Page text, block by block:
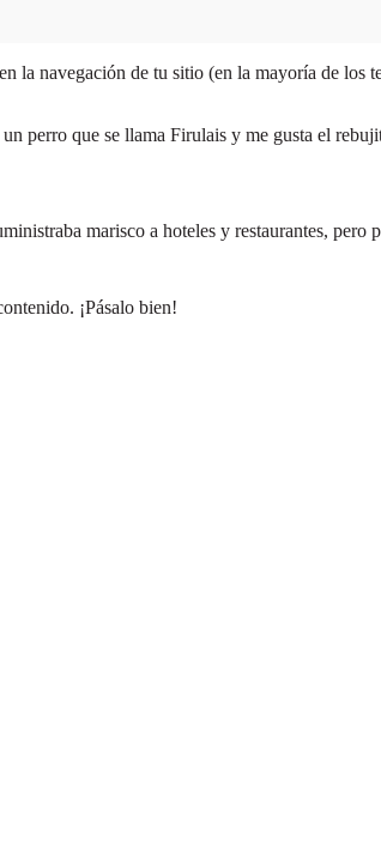
la navegación de tu sitio (en la mayoría de los
perro que se llama Firulais y me gusta el
marisco a hoteles y restaurantes, pero
¡Pásalo bien!